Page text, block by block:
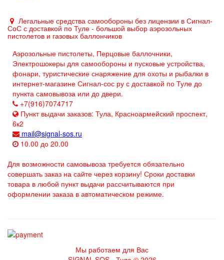
Легальные средства самообороны без лицензии в Сигнал-
СоС с доставкой по Туле - большой выбор аэрозольных
пистолетов и газовых баллончиков
Аэрозольные пистолеты, Перцовые баллочники,
Электрошокеры для самообороны и пусковые устройства,
фонари, туристические снаряжение для охоты и рыбалки в
интернет-магазине Сигнал-сос ру с доставкой по Туле до
пункта самовывоза или до двери.
+7(916)7074717
Пункт выдачи заказов: Тула, Красноармейский проспект,
6к2
mail@signal-sos.ru
10.00 до 20.00
Для возможности самовывоза требуется обязательно
совершать заказ на сайте через корзину! Сроки доставки
товара в любой пункт выдачи рассчитываются при
оформлении заказа в автоматическом режиме.
Мы работаем для Вас